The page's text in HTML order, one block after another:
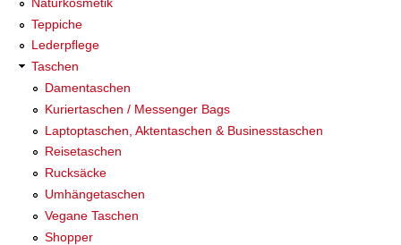
Teppiche
Lederpflege
Taschen
Damentaschen
Kuriertaschen / Messenger Bags
Laptoptaschen, Aktentaschen & Businesstaschen
Reisetaschen
Rucksäcke
Umhängetaschen
Vegane Taschen
Shopper